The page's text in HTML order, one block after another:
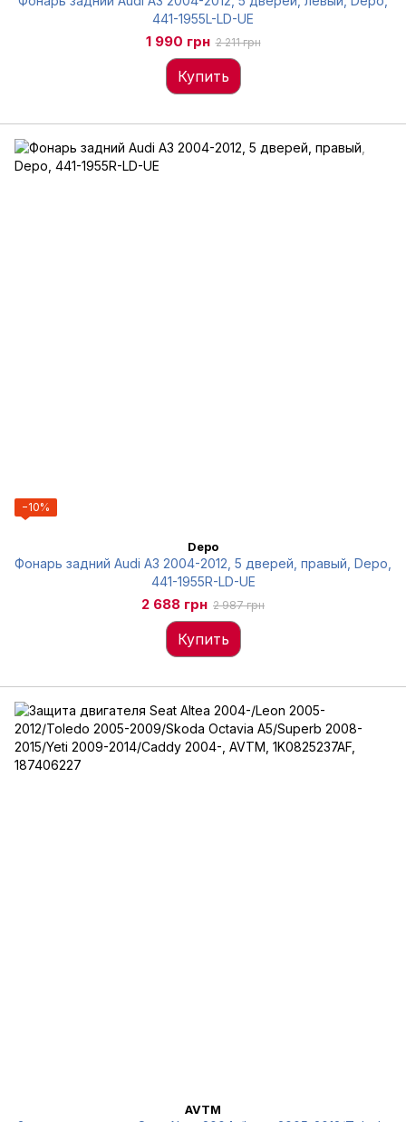
441-1955L-LD-UE
1 990 грн 2 211 грн
Купить
−10%
Depo
Фонарь задний Audi A3 2004-2012, 5 дверей, правый, Depo,
441-1955R-LD-UE
2 688 грн 2 987 грн
Купить
AVTM